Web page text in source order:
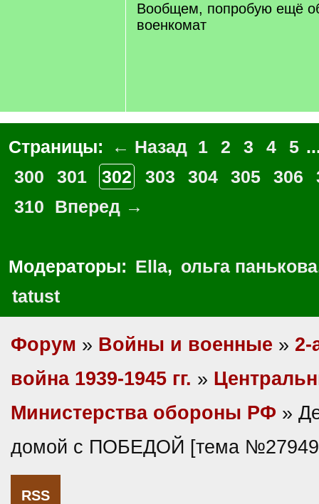
Вообщем, попробую ещё
военкомат
Страницы: ← Назад 1 2 3 4 5
300
301 302 303 304 305 306
310
Вперед →
Модераторы: Ella, ольга панькова
tatust
Форум » Войны и военные » 2-
война 1939-1945 гг. »
Министерства обороны РФ »
домой с ПОБЕДОЙ [тема
RSS